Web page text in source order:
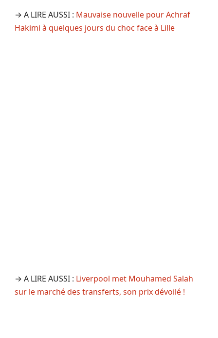
→ A LIRE AUSSI : Mauvaise nouvelle pour Achraf
Hakimi à quelques jours du choc face à Lille
→ A LIRE AUSSI : Liverpool met Mouhamed Salah
sur le marché des transferts, son prix dévoilé !